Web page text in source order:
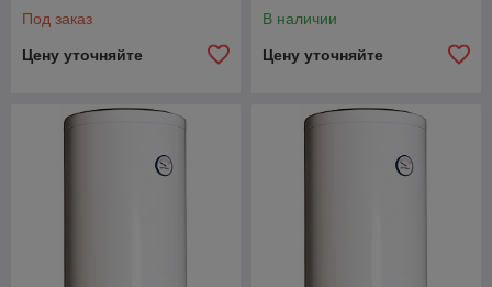
Под заказ
Цену уточняйте
В наличии
Цену уточняйте